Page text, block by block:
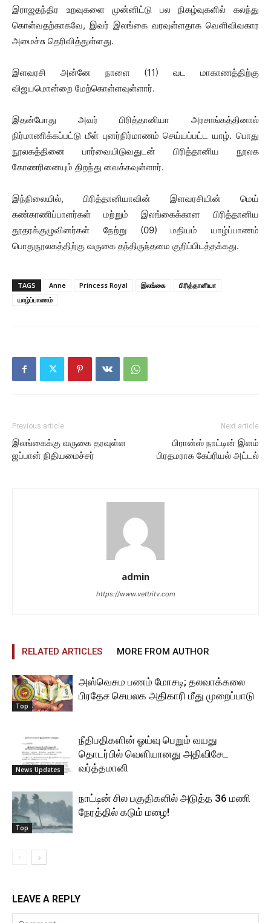
இராஜதந்திர உறவுகளை முன்னிட்டு பல நிகழ்வுகளில் கலந்து
கொள்வதற்காகவே, இவர் இலங்கை வரவுள்ளதாக வெளிவிவகார
அமைச்சு தெரிவித்துள்ளது.
இளவரசி அன்னே நாளை (11) வட மாகாணத்திற்கு
விஜயமொன்றை மேற்கொள்ளவுள்ளார்.
இதன்போது அவர் பிரித்தானியா அரசாங்கத்தினால்
நிர்மாணிக்கப்பட்டு மீள் புனர்நிர்மாணம் செய்யப்பட்ட யாழ். பொது
நூலகத்தினை பார்வையிடுவதுடன் பிரித்தானிய நூலக
கோணரினையும் திறந்து வைக்கவுள்ளார்.
இந்நிலையில், பிரித்தானியாவின் இளவரசியின் மெய்
கண்காணிப்பாளர்கள் மற்றும் இலங்கைக்கான பிரித்தானிய
தூதரக்குழுவினர்கள் நேற்று (09) மதியம் யாழ்ப்பாணம்
பொதுநூலகத்திற்கு வருகை தந்திருந்தமை குறிப்பிடத்தக்கது.
TAGS Anne Princess Royal இலங்கை
பிரித்தானியா
யாழ்ப்பாணம்
Previous article
இலங்கைக்கு வருகை தரவுள்ள
ஜப்பான் நிதியமைச்சர்
Next article
பிரான்ஸ் நாட்டின் இளம்
பிரதமராக கேப்ரியல் அட்டல்
admin
https://www.vettritv.com
RELATED ARTICLES MORE FROM AUTHOR
Top
அஸ்வெசும பணம் மோசடி; தலவாக்கலை
பிரதேச செயலக அதிகாரி மீது முறைப்பாடு
News Updates
நீதிபதிகளின் ஓய்வு பெறும் வயது
தொடர்பில் வெளியானது அதிவிசேட
வர்த்தமானி
Top
நாட்டின் சில பகுதிகளில் அடுத்த 36 மணி
நேரத்தில் கடும் மழை!
LEAVE A REPLY